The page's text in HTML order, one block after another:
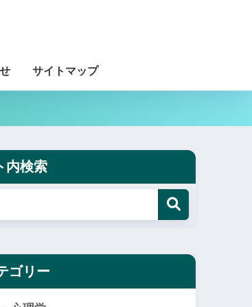
サイトマップ
内検索
ゴリー